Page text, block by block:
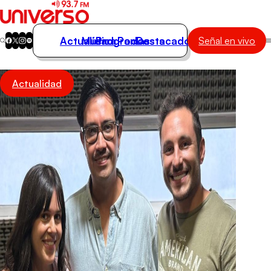
Actualidad
Música
Programas
Podcasts
Destacados
Actualidad
Música
Programas
Podcasts
Destacados Señal en vivo
Actualidad